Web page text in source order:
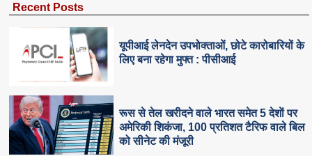
Recent Posts
यूपीआई लेनदेन उपभोक्ताओं, छोटे कारोबारियों के
लिए बना रहेगा मुफ्त : पीसीआई
रूस से तेल खरीदने वाले भारत समेत 5 देशाें पर
अमेरिकी शिकंजा, 100 प्रतिशत टैरिफ वाले बिल
को सीनेट की मंजूरी